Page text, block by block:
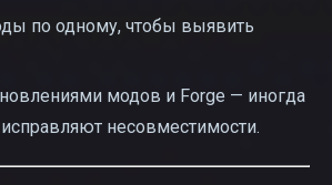
по одному, чтобы выявить
модов и Forge — иногда
несовместимости.